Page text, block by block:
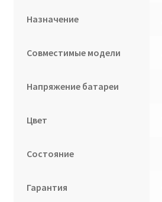
Назначение
Совместимые модели
Напряжение батареи
Цвет
Состояние
Гарантия